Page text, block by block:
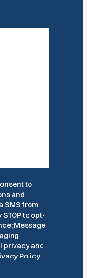
to
and
SMS from
to opt-
Message
privacy and
Policy